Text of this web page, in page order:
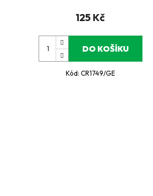
125 Kč
DO KOŠÍKU
Kód:CR1749/GE